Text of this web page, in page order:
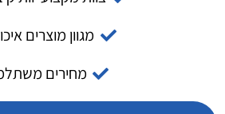
מגוון מוצרים
מחירים